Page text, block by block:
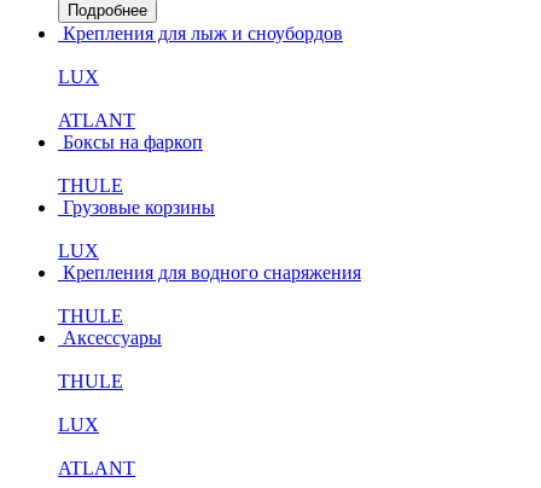
Подробнее
Крепления для лыж и сноубордов
LUX
ATLANT
Боксы на фаркоп
THULE
Грузовые корзины
LUX
Крепления для водного снаряжения
THULE
Аксессуары
THULE
LUX
ATLANT